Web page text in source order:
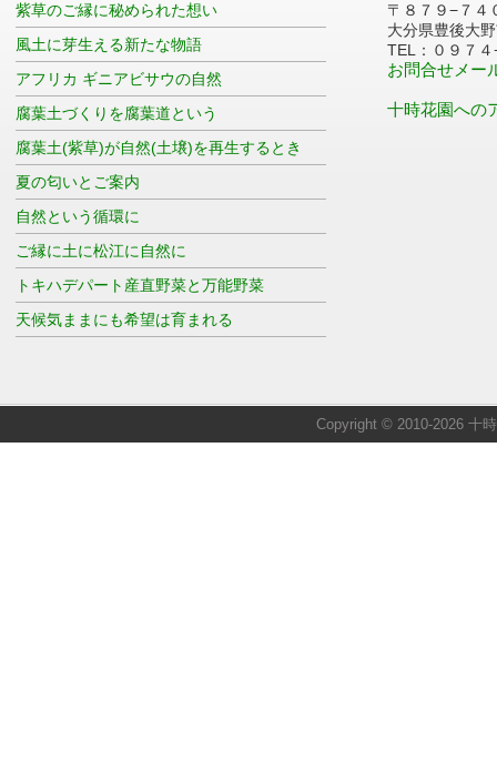
紫草のご縁に秘められた想い
風土に芽生える新たな物語
アフリカ ギニアビサウの自然
腐葉土づくりを腐葉道という
腐葉土(紫草)が自然(土壌)を再生するとき
夏の匂いとご案内
自然という循環に
ご縁に土に松江に自然に
トキハデパート産直野菜と万能野菜
天候気ままにも希望は育まれる
〒８７９−７４
大分県豊後大
TEL：０９７
お問合せメー
十時花園への
Copyright © 2010-2026 十